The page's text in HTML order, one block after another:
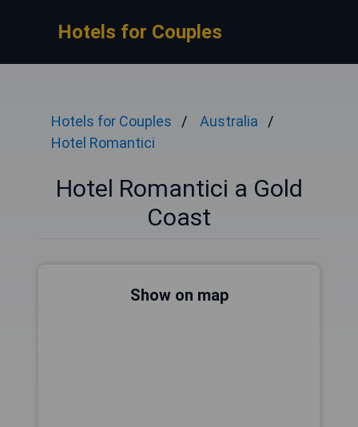
Hotels for Couples
Hotels for Couples
Australia
Hotel Romantici
Hotel Romantici a Gold
Coast
Show on map